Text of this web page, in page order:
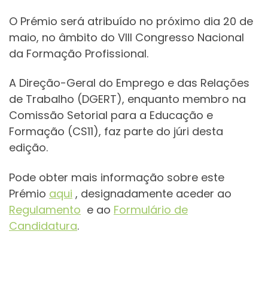
O Prémio será atribuído no próximo dia 20 de
maio, no âmbito do VIII Congresso Nacional
da Formação Profissional.
A Direção-Geral do Emprego e das Relações
de Trabalho (DGERT), enquanto membro na
Comissão Setorial para a Educação e
Formação (CS11), faz parte do júri desta
edição.
Pode obter mais informação sobre este
Prémio aqui , designadamente aceder ao
Regulamento e ao Formulário de
Candidatura.